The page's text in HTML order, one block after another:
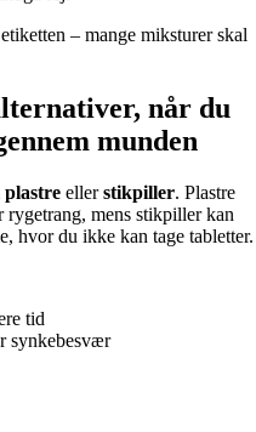
– mange miksturer skal
når du
munden
plastre ellerstikpiller. Plastre
rygetrang, mens stikpiller kan
hvor du ikke kan tage tabletter.
tid
synkebesvær